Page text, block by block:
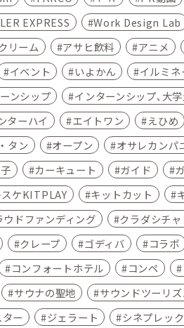
EXPRESS Work Design Lab
リーム アサヒ飲料 アニメ
イベント いよかん イルミ
ンシップ インターンシップ､大
ターハイ エイトワン えひめ
タン オープン オサレカンパ
カーキュート ガイド
スケKITPLAY キットカット
ウドファンディング クラダシチ
クレープ ゴディバ コラボ
コンフォートホテル コンペ
サウナの聖地 サウンドツーリ
ー ジェラート シネプレッ